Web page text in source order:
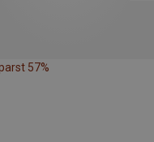
57%